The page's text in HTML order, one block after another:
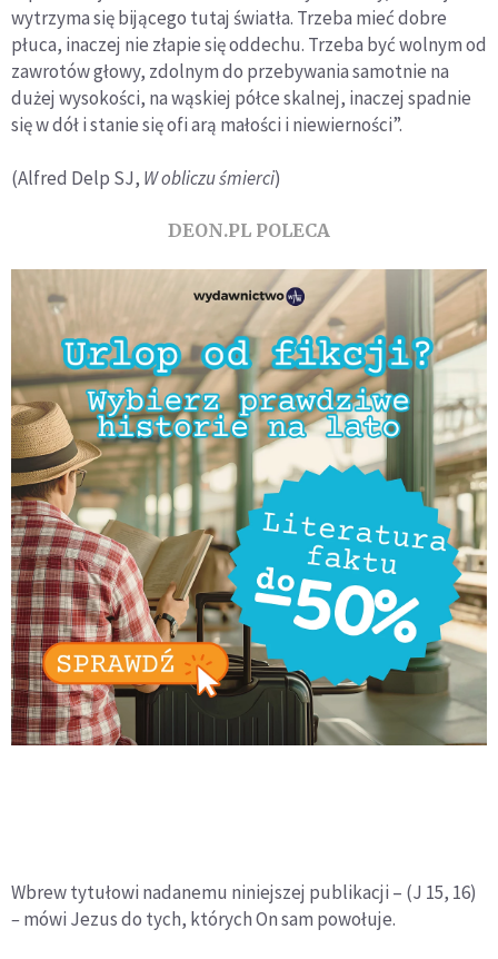
wytrzyma się bijącego tutaj światła. Trzeba mieć dobre
płuca, inaczej nie złapie się oddechu. Trzeba być wol­nym od
zawrotów głowy, zdolnym do przebywania samotnie na
dużej wysokości, na wąskiej półce skalnej, inaczej spadnie
się w dół i stanie się ofi arą małości i niewierności”.
(Alfred Delp SJ, W obliczuśmierci)
DEON.PL POLECA
Wbrew tytułowi nadanemu niniejszej publikacji – (J 15, 16)
–mówi Jezus do tych, których On sam powołuje.